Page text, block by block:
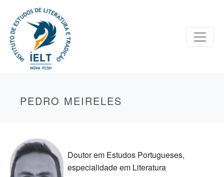
PEDRO MEIRELES
Doutor em Estudos Portugueses,
especialidade em Literatura